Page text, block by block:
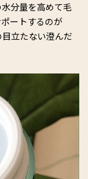
分量を高めて毛
ートするのが
目立たない澄んだ